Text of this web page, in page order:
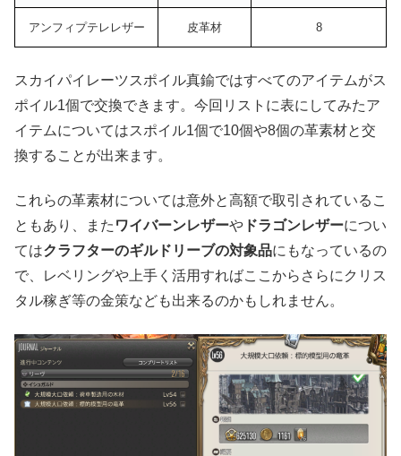
アンフィプテレレザー 皮革材 8
スカイパイレーツスポイル真鍮ではすべてのアイテムがス
ポイル1個で交換できます。今回リストに表にしてみたア
イテムについてはスポイル1個で10個や8個の革素材と交
換することが出来ます。
これらの革素材については意外と高額で取引されているこ
ともあり、また ワイバーンレザーや ドラゴンレザーについ
てはクラフターのギルドリーブの対象品にもなっているの
で、レベリングや上手く活用すればここからさらにクリス
タル稼ぎ等の金策なども出来るのかもしれません。